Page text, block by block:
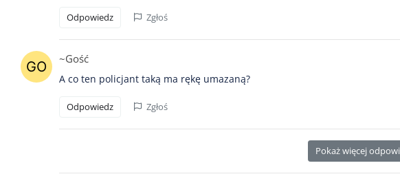
Odpowiedz Zgłoś
~Gość
A co ten policjant taką ma rękę umazaną?
Odpowiedz Zgłoś
Pokaż więcej